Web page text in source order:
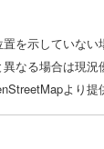
を示していない
なる場合は現況
より